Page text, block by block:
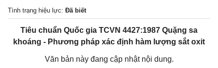
Tình trạng hiệu lực: Đã biết
Tiêu chuẩn Quốc gia TCVN 4427:1987 Quặng sa
khoáng - Phương pháp xác định hàm lượng sắt oxit
Văn bản này đang cập nhật nội dung.